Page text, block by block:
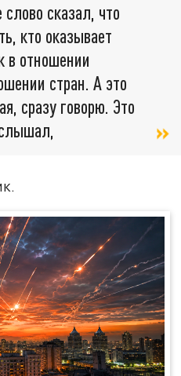
сказал, что
кто оказывает
в отношении
стран. А это
сразу говорю. Это